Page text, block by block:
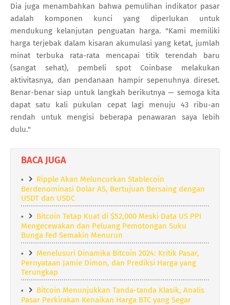
Dia juga menambahkan bahwa pemulihan indikator pasar
adalah komponen kunci yang diperlukan untuk
mendukung kelanjutan penguatan harga. "Kami memiliki
harga terjebak dalam kisaran akumulasi yang ketat, jumlah
minat terbuka rata-rata mencapai titik terendah baru
(sangat sehat), pembeli spot Coinbase melakukan
aktivitasnya, dan pendanaan hampir sepenuhnya direset.
Benar-benar siap untuk langkah berikutnya — semoga kita
dapat satu kali pukulan cepat lagi menuju 43 ribu-an
rendah untuk mengisi beberapa penawaran saya lebih
dulu."
BACA JUGA
Ripple Akan Meluncurkan Stablecoin
Berdenominasi Dolar AS, Bertujuan Bersaing dengan
USDT dan USDC
Bitcoin Tetap Kuat di $52,000 Meski Data US PPI
Mengecewakan dan Peluang Pemotongan Suku
Bunga Fed Semakin Menurun
Menelusuri Dinamika Bitcoin 2024: Kritik Pasar,
Pernyataan Jamie Dimon, dan Prediksi Harga yang
Terungkap
Bitcoin Menunjukkan Tanda-tanda Klasik, Analis
Pasar Perkirakan Kenaikan Harga BTC yang Segar